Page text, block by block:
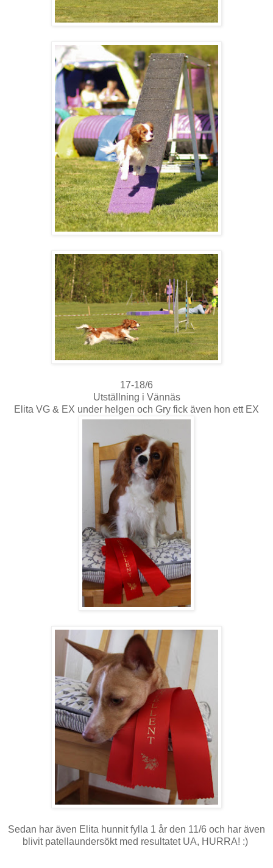
17-18/6
Utställning i Vännäs
Elita VG & EX under helgen och Gry fick även hon ett EX
Sedan har även Elita hunnit fylla 1 år den 11/6 och har även
blivit patellaundersökt med resultatet UA, HURRA! :)